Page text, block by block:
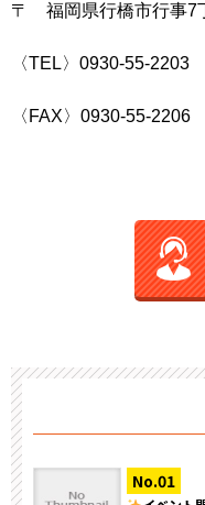
〒 福岡県行橋市行事7
〈TEL〉0930-55-2203
〈FAX〉0930-55-2206